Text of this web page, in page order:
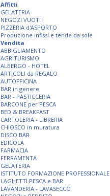
Affitti
GELATERIA
NEGOZI VUOTI
PIZZERIA d'ASPORTO
Produzione infissi e tende da sole
Vendita
ABBIGLIAMENTO
AGRITURISMO
ALBERGO - HOTEL
ARTICOLI da REGALO
AUTOFFICINA
BAR in genere
BAR - PASTICCERIA
BARCONE per PESCA
BED & BREAKFAST
CARTOLERIA - LIBRERIA
CHIOSCO in muratura
DISCO BAR
EDICOLA
FARMACIA
FERRAMENTA
GELATERIA
ISTITUTO FORMAZIONE PROFESSIONALE
LAGHETTI PESCA e BAR
LAVANDERIA - LAVASECCO